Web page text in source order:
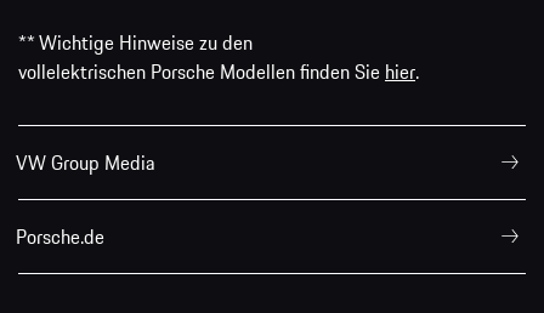
** Wichtige Hinweise zu den
vollelektrischen Porsche Modellen finden Sie hier.
VW Group Media
Porsche.de